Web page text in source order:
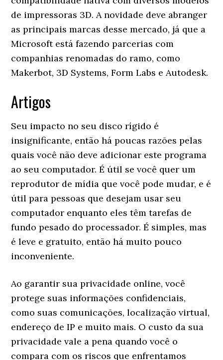
de impressoras 3D. A novidade deve abranger
as principais marcas desse mercado, já que a
Microsoft está fazendo parcerias com
companhias renomadas do ramo, como
Makerbot, 3D Systems, Form Labs e Autodesk.
Artigos
Seu impacto no seu disco rígido é
insignificante, então há poucas razões pelas
quais você não deve adicionar este programa
ao seu computador. É útil se você quer um
reprodutor de mídia que você pode mudar, e é
útil para pessoas que desejam usar seu
computador enquanto eles têm tarefas de
fundo pesado do processador. É simples, mas
é leve e gratuito, então há muito pouco
inconveniente.
Ao garantir sua privacidade online, você
protege suas informações confidenciais,
como suas comunicações, localização virtual,
endereço de IP e muito mais. O custo da sua
privacidade vale a pena quando você o
compara com os riscos que enfrentamos